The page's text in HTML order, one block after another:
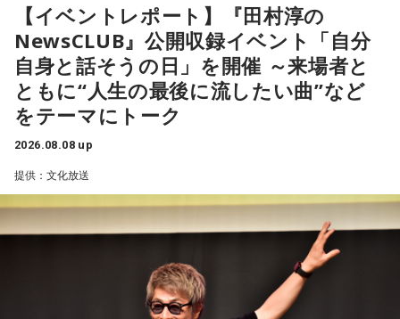
「ニッポン放送ショウアップナイター ヤクルト×DeNA」
■放送日時：8月15日（土） 17時50分～試合終了 （延長対
応あり）
■スペシャルゲスト解説：髙津臣吾
■実況：師岡正雄アナウンサー
■番組X：@showup1242
■ハッシュタグ：#ショウアップナイター #60n
■メールアドレス：89@1242.com
https://www.1242.com/showup
【2位】蟹座（かに座）
好調な運気で心地よく過ごせる1日となりそうです。直感が冴
えやすい運気なので、選択に迷った際は自分の直感を参考に
してみてください。
【3位】蠍座（さそり座）
学びや成長ができそうな1日です。今日は視野が広がりやすく
学びが深まりそうです。海外のことに目を向けたり、探究心
を大切に過ごしてみましょう。
【4位】山羊座（やぎ座）
対人運が好調です。今日は1対1のコミュニケーションが大切
な日。パートナーや大切な友人と深い話をしたり、普段は話
しづらい話題を取り上げてみたりするには良いタイミングで
【イベントレポート】『田村淳の
NewsCLUB』公開収録イベント「自分
自身と話そうの日」を開催 ～来場者と
ともに“人生の最後に流したい曲”など
をテーマにトーク
2026.08.08 up
提供：文化放送